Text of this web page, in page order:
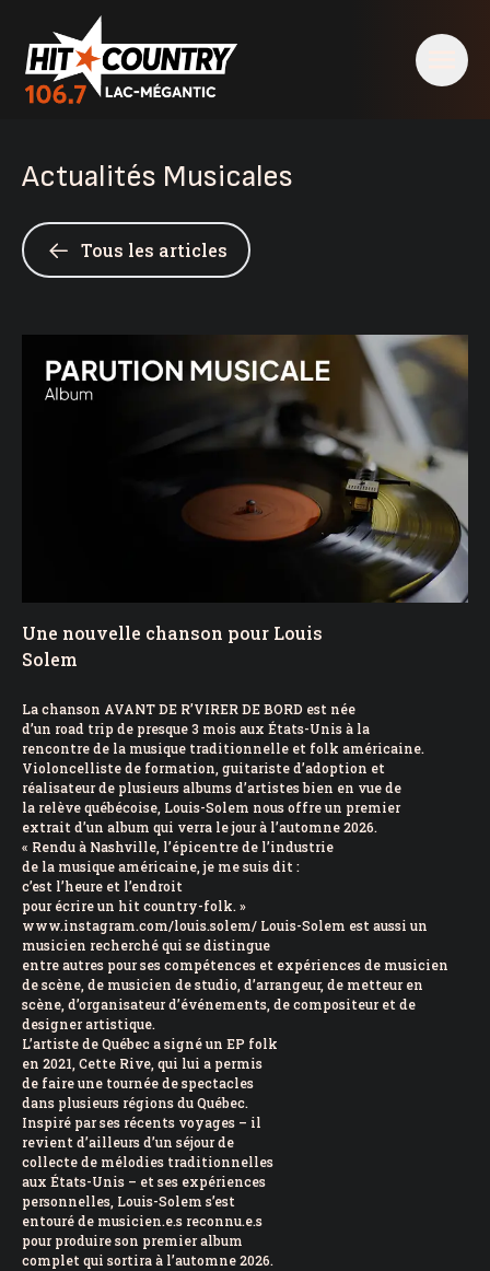
Actualités Musicales
Tous les articles
Une nouvelle chanson pour Louis
Solem
La chanson AVANT DE R’VIRER DE BORD est née
d’un road trip de presque 3 mois aux États-Unis à la
rencontre de la musique traditionnelle et folk américaine.
Violoncelliste de formation, guitariste d’adoption et
réalisateur de plusieurs albums d’artistes bien en vue de
la relève québécoise, Louis-Solem nous offre un premier
extrait d’un album qui verra le jour à l’automne 2026.
« Rendu à Nashville, l’épicentre de l’industrie
de la musique américaine, je me suis dit :
c’est l’heure et l’endroit
pour écrire un hit country-folk. »
www.instagram.com/louis.solem/ Louis-Solem est aussi un
musicien recherché qui se distingue
entre autres pour ses compétences et expériences de musicien
de scène, de musicien de studio, d’arrangeur, de metteur en
scène, d’organisateur d’événements, de compositeur et de
designer artistique.
L’artiste de Québec a signé un EP folk
en 2021, Cette Rive, qui lui a permis
de faire une tournée de spectacles
dans plusieurs régions du Québec.
Inspiré par ses récents voyages – il
revient d’ailleurs d’un séjour de
collecte de mélodies traditionnelles
aux États-Unis – et ses expériences
personnelles, Louis-Solem s’est
entouré de musicien.e.s reconnu.e.s
pour produire son premier album
complet qui sortira à l’automne 2026.